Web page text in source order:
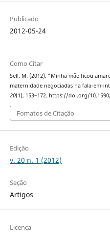
Publicado
2012-05-24
Como Citar
Sell, M. (2012). “Minha mãe ficou
maternidade negociadas na fala-em-
20(1), 153–172. https://doi.org/10.1590/
Fomatos de Citação
Edição
v. 20 n. 1 (2012)
Seção
Artigos
Licença